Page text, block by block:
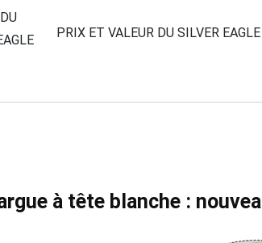
PRIX ET VALEUR DU SILVER
à tête blanche :